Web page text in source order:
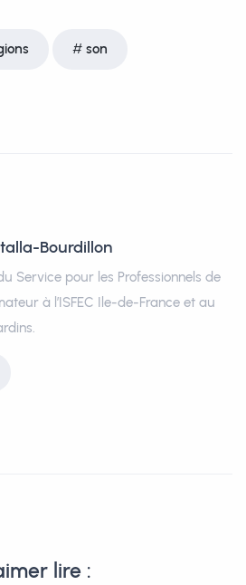
son
Bourdillon
Service pour les Professionnels de
à l’ISFEC Ile-de-France et au
lire :